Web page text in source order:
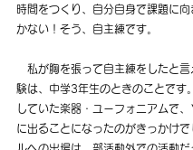
時間をつくり、自分自身で課題に
かない！そう、自主練です。
私が胸を張って自主練をしたと言
験は、中学3年生のときのことです
していた楽器・ユーフォニアムで
に出ることになったのがきっかけ